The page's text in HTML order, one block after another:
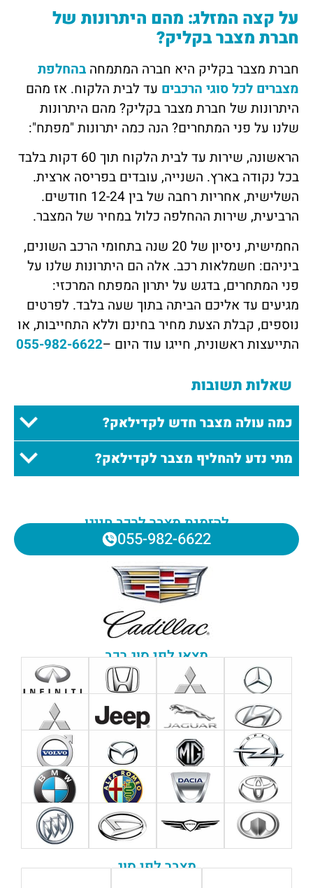
להזמנת מצבר לרכב חייגו
055-982-6622
מצאו לפי סוג רכב
מצבר לפי סוג
על קצה המזלג: מהם היתרונות של
חברת מצבר בקליק?
חברת מצבר בקליק היא חברה המתמחה בהחלפת
מצברים לכל סוגי הרכבים עד לבית הלקוח. אז מהם
היתרונות של חברת מצבר בקליק? מהם היתרונות
שלנו על פני המתחרים? הנה כמה יתרונות "מפתח":
הראשונה, שירות עד לבית הלקוח תוך 60 דקות בלבד
בכל נקודה בארץ. השנייה, עובדים בפריסה ארצית.
השלישית, אחריות רחבה של בין 12-24 חודשים.
הרביעית, שירות ההחלפה כלול במחיר של המצבר.
החמישית, ניסיון של 20 שנה בתחומי הרכב השונים,
ביניהם: חשמלאות רכב. אלה הם היתרונות שלנו על
פני המתחרים, בדגש על יתרון המפתח המרכזי:
מגיעים עד אליכם הביתה בתוך שעה בלבד. לפרטים
נוספים, קבלת הצעת מחיר בחינם וללא התחייבות, או
התייעצות ראשונית, חייגו עוד היום –055-982-6622
שאלות תשובות
כמה עולה מצבר חדש לקדילאק?
מתי נדע להחליף מצבר לקדילאק?